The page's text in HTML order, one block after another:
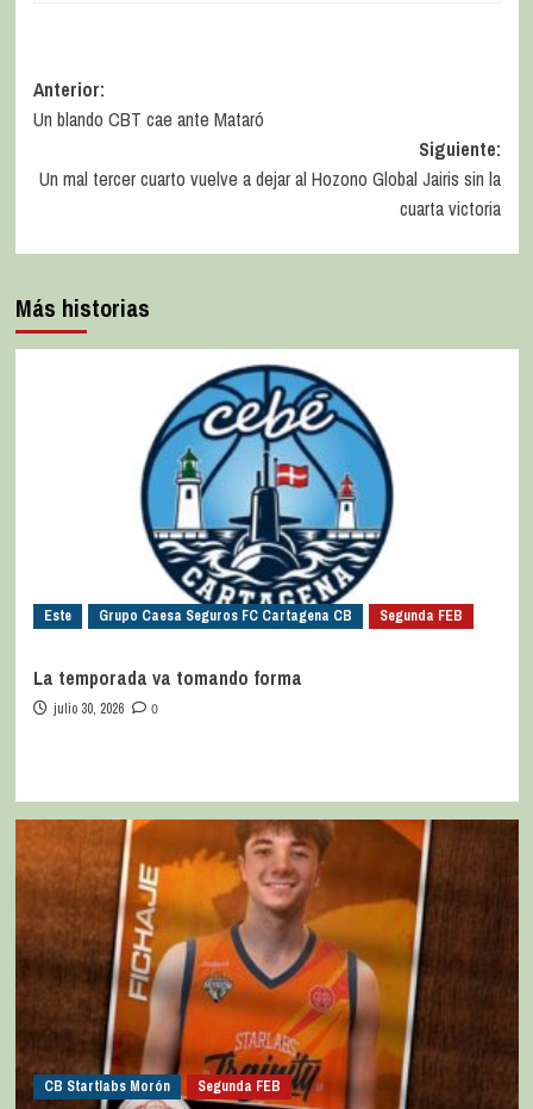
Anterior:
Un blando CBT cae ante Mataró
Siguiente:
Un mal tercer cuarto vuelve a dejar al Hozono Global Jairis sin la
cuarta victoria
Más historias
Este Grupo Caesa Seguros FC Cartagena CB Segunda FEB
La temporada va tomando forma
julio 30, 2026 0
CB Startlabs Morón Segunda FEB